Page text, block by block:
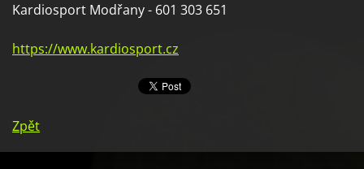
Kardiosport Modřany - 601 303 651
https://www.kardiosport.cz
Zpět